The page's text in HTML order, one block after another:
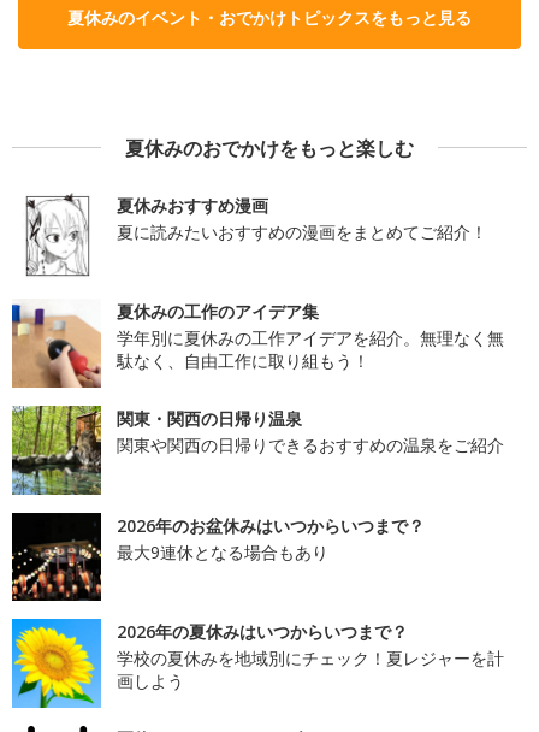
夏休みのイベント・おでかけトピックスをもっと見る
夏休みのおでかけをもっと楽しむ
夏休みおすすめ漫画
夏に読みたいおすすめの漫画をまとめてご紹介！
夏休みの工作のアイデア集
学年別に夏休みの工作アイデアを紹介。無理なく無
駄なく、自由工作に取り組もう！
関東・関西の日帰り温泉
関東や関西の日帰りできるおすすめの温泉をご紹介
2026年のお盆休みはいつからいつまで？
最大9連休となる場合もあり
2026年の夏休みはいつからいつまで？
学校の夏休みを地域別にチェック！夏レジャーを計
画しよう